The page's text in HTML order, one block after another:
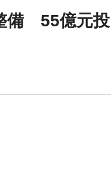
備 55億元投